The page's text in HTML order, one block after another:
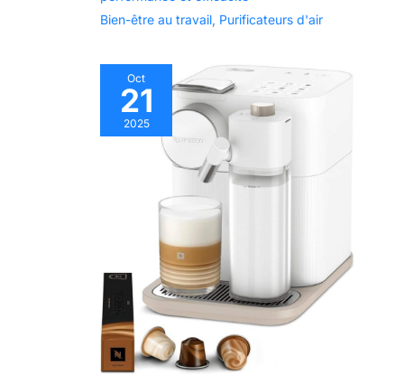
Bien-être au travail, Purificateurs d'air
Oct
21
2025